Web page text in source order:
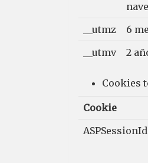
__utmz 6
__utmv
2
Cookies
Cookie
ASPSessionId